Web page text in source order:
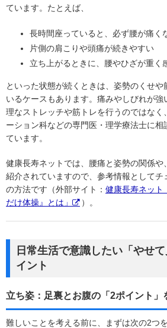
ています。たとえば、
長時間座っていると、必ず腰が痛く
片側の肩こりや頭痛が続きやすい
立ち上がるときに、腰やひざが重く
といった状態が続くときは、姿勢のくせ
いるケースもあります。痛みやしびれが
理なストレッチや筋トレを行うのではなく
ーション科などの専門医・理学療法士に
ています。
健康長寿ネットでは、腰痛と姿勢の関係
紹介されていますので、参考情報としてチ
の方法です（外部サイト： 健康長寿ネット
だけ体操』とは」
）。
日常生活で意識したい「やせ
イント
立ち姿：足裏とお腹の「2ポイント」
難しいことを考える前に、まずは次の2つ